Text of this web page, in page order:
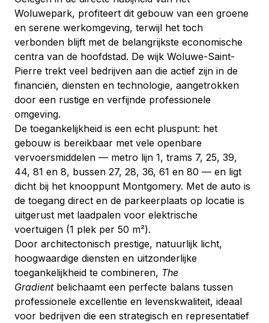
Woluwepark, profiteert dit gebouw van een groene
en serene werkomgeving, terwijl het toch
verbonden blijft met de belangrijkste economische
centra van de hoofdstad. De wijk Woluwe-Saint-
Pierre trekt veel bedrijven aan die actief zijn in de
financiën, diensten en technologie, aangetrokken
door een rustige en verfijnde professionele
omgeving.
De toegankelijkheid is een echt pluspunt: het
gebouw is bereikbaar met vele openbare
vervoersmiddelen — metro lijn 1, trams 7, 25, 39,
44, 81 en 8, bussen 27, 28, 36, 61 en 80 — en ligt
dicht bij het knooppunt Montgomery. Met de auto is
de toegang direct en de parkeerplaats op locatie is
uitgerust met laadpalen voor elektrische
voertuigen (1 plek per 50 m²).
Door architectonisch prestige, natuurlijk licht,
hoogwaardige diensten en uitzonderlijke
toegankelijkheid te combineren, The
Gradient belichaamt een perfecte balans tussen
professionele excellentie en levenskwaliteit, ideaal
voor bedrijven die een strategisch en representatief